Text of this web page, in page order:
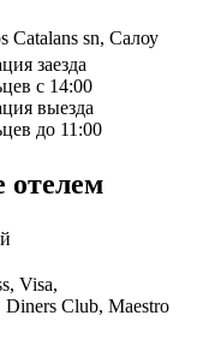
Catalans sn, Салоу
заезда
с 14:00
выезда
до 11:00
отелем
Visa,
Diners Club, Maestro